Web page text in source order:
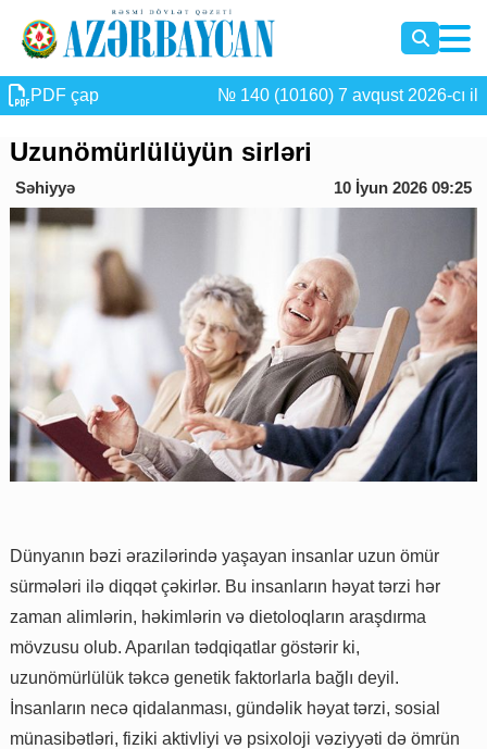
PDF çap № 140 (10160) 7 avqust 2026-cı il
Uzunömürlülüyün sirləri
Səhiyyə 10 İyun 2026 09:25
Dünyanın bəzi ərazilərində yaşayan insanlar uzun ömür
sürmələri ilə diqqət çəkirlər. Bu insanların həyat tərzi hər
zaman alimlərin, həkimlərin və dietoloqların araşdırma
mövzusu olub. Aparılan tədqiqatlar göstərir ki,
uzunömürlülük təkcə genetik faktorlarla bağlı deyil.
İnsanların necə qidalanması, gündəlik həyat tərzi, sosial
münasibətləri, fiziki aktivliyi və psixoloji vəziyyəti də ömrün